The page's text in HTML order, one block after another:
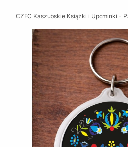
CZEC Kaszubskie Książki i Upominki -